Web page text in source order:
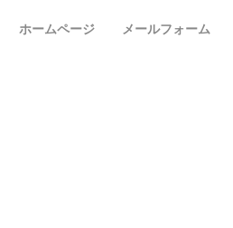
ホームページ メールフォーム
中は午前